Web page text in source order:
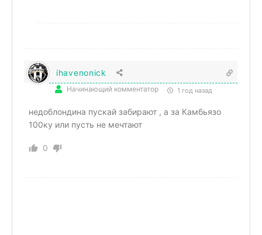
ihavenonick
Начинающий комментатор 1 год назад
недоблондина пускай забирают , а за Камбьязо
100ку или пусть не мечтают
0